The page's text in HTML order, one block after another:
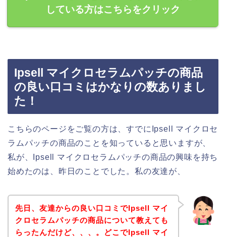
している方はこちらをクリック
Ipsell マイクロセラムパッチの商品
の良い口コミはかなりの数ありまし
た！
こちらのページをご覧の方は、すでにIpsell マイクロセ
ラムパッチの商品のことを知っていると思いますが、
私が、Ipsell マイクロセラムパッチの商品の興味を持ち
始めたのは、昨日のことでした。私の友達が、
先日、友達からの良い口コミでIpsell マイ
クロセラムパッチの商品について教えても
らったんだけど、、、。どこでIpsell マイ